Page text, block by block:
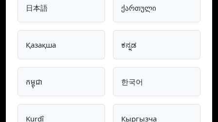
日本語 ქართული
Қазақша ಕನ್ನಡ
កម្ពុជា 한국어
Kurdî Кыргызча